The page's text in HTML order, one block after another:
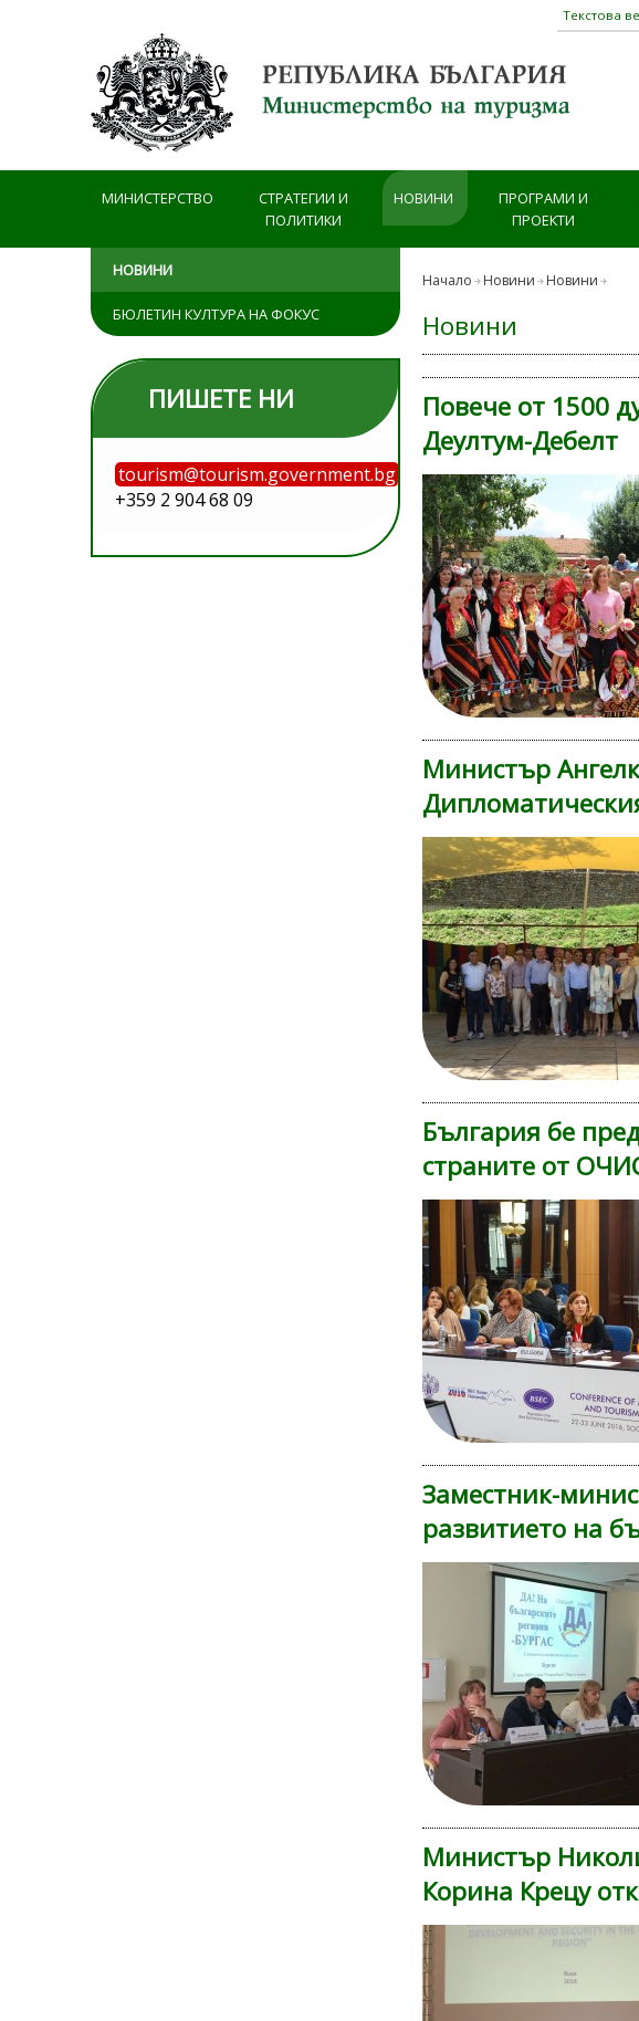
Текстова
МИНИСТЕРСТВО
СТРАТЕГИИ И
ПОЛИТИКИ
НОВИНИ
ПРОГРАМИ И
ПРОЕКТИ
НОВИНИ
БЮЛЕТИН КУЛТУРА НА ФОКУС
ПИШЕТЕ НИ
tourism@tourism.government.bg
+359 2 904 68 09
Начало Новини Новини
Новини
Повече от 1500
Деултум-Дебелт
Министър
България бе
страните от
Заместник-
развитието на
Министър
Корина Крецу